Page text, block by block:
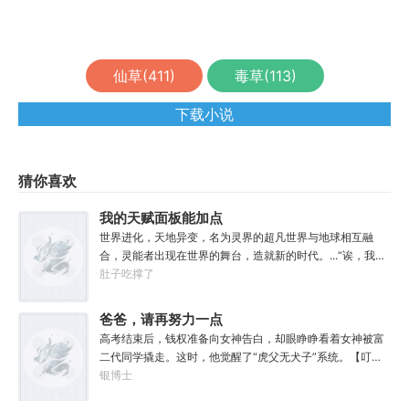
仙草(411) 毒草(113)
下载小说
猜你喜欢
我的天赋面板能加点
世界进化，天地异变，名为灵界的超凡世界与地球相互融
合，灵能者出现在世界的舞台，造就新的时代。...“诶，我这
天赋面板下面怎么有个加号？”“来都来了，不点一下试
板！加天赋！....【神勇无双】：高额免伤，使用长武器时力
量判定提升50%。【灵能-圣体】：巨量提升灵能量，灵能总
量越多，基础增幅越强。【序列-圣耀】：抗性巨量提升，获
得全新序列力量【神圣力】。....我，叶铭秋，没有开挂，只
是天赋异禀！
肚子吃撑了
爸爸，请再努力一点
高考结束后，钱权准备向女神告白，却眼睁睁看着女神被富
二代同学撬走。这时，他觉醒了“虎父无犬子”系统。【叮，
系统检测到你父亲获得3000元奖金，奖励你30000元！】
银博士